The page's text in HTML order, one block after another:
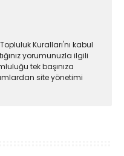
Kuralları'nı kabul
yorumunuzla ilgili
tek başınıza
site yönetimi